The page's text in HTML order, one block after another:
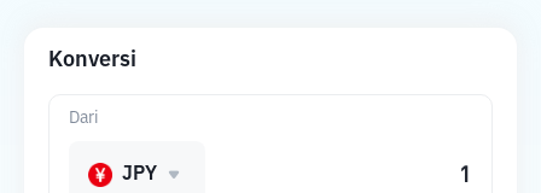
Konversi
Dari
JPY